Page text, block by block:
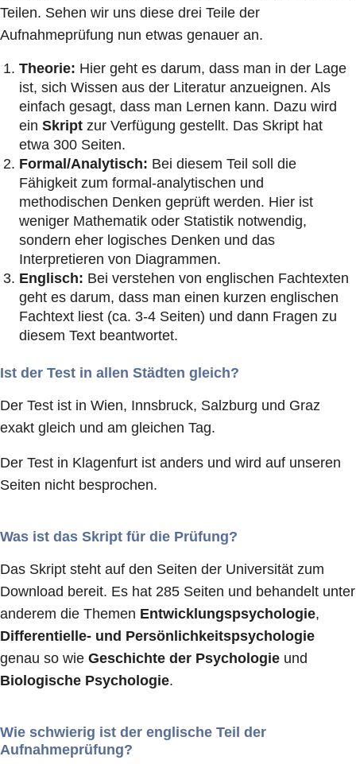
Teilen. Sehen wir uns diese drei Teile der
Aufnahmeprüfung nun etwas genauer an.
Theorie: Hier geht es darum, dass man in der Lage
ist, sich Wissen aus der Literatur anzueignen. Als
einfach gesagt, dass man Lernen kann. Dazu wird
ein Skript zur Verfügung gestellt. Das Skript hat
etwa 300 Seiten.
Formal/Analytisch: Bei diesem Teil soll die
Fähigkeit zum formal-analytischen und
methodischen Denken geprüft werden. Hier ist
weniger Mathematik oder Statistik notwendig,
sondern eher logisches Denken und das
Interpretieren von Diagrammen.
Englisch: Bei verstehen von englischen Fachtexten
geht es darum, dass man einen kurzen englischen
Fachtext liest (ca. 3-4 Seiten) und dann Fragen zu
diesem Text beantwortet.
Ist der Test in allen Städten gleich?
Der Test ist in Wien, Innsbruck, Salzburg und Graz
exakt gleich und am gleichen Tag.
Der Test in Klagenfurt ist anders und wird auf unseren
Seiten nicht besprochen.
Was ist das Skript für die Prüfung?
Das Skript steht auf den Seiten der Universität zum
Download bereit. Es hat 285 Seiten und behandelt unter
anderem die Themen Entwicklungspsychologie,
Differentielle- und Persönlichkeitspsychologie
genau so wie Geschichte der Psychologie und
Biologische Psychologie.
Wie schwierig ist der englische Teil der
Aufnahmeprüfung?